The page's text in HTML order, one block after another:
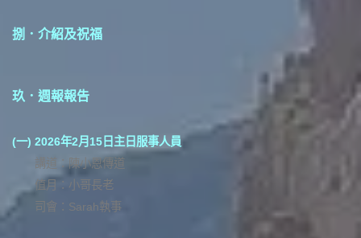
捌．介紹及祝福
玖．週報報告
(一) 2026年2月15日主日服事人員
講道：陳小恩傳道
值月：小哥長老
司會：Sarah執事